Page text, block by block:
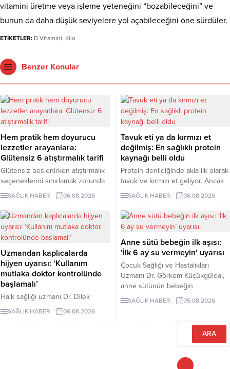
vitamini üretme veya işleme yeteneğini “bozabileceğini” ve
bunun da daha düşük seviyelere yol açabileceğini öne sürdüler.
ETİKETLER: D Vitamini, Kilo
Benzer Konular
Hem pratik hem doyurucu
lezzetler arayanlara:
Glütensiz 6 atıştırmalık tarifi
Glütensiz beslenirken atıştırmalık
seçeneklerini sınırlamak zorunda
değilsiniz. Evde kolayca
hazırlayabileceğiniz bu 5 glütensiz
tarif, hem pratik hem de lezzetli
alternatifler sunuyor.
SAĞLIK HABER 06.08.2026
Tavuk eti ya da kırmızı et
değilmiş: En sağlıklı protein
kaynağı belli oldu
Protein denildiğinde akla ilk olarak
tavuk ve kırmızı et geliyor. Ancak
bilim insanları, son yıllarda yapılan
araştırmaların kurubaklagilleri daha
sağlıklı bir protein kaynağı olarak
öne çıkardığını belirtiyor. Özellikle
mercimek, nohut ve fasulyenin
hem yüksek protein hem de lif
içeriğiyle uzun vadeli sağlık
açısından önemli avantajlar
sunduğu ifade ediliyor.
SAĞLIK HABER 06.08.2026
Uzmandan kaplıcalarda
hijyen uyarısı: ‘Kullanım
mutlaka doktor kontrolünde
başlamalı’
Halk sağlığı uzmanı Dr. Dilek
Aslan, kaplıcaların kas ve iskelet
sistemi rahatsızlıkları ile stresin
SAĞLIK HABER 06.08.2026
Anne sütü bebeğin ilk aşısı:
‘İlk 6 ay su vermeyin’ uyarısı
Çocuk Sağlığı ve Hastalıkları
Uzmanı Dr. Görkem Küçükgüldal,
anne sütünün bebeğin
bağışıklığını güçlendiren ve yaşam
boyu sağlığın temelini oluşturan
olduğunu söyledi. Küçükgüldal,
doğumdan sonraki ilk saatte
yalnızca anne sütü verilmesi
SAĞLIK HABER 05.08.2026